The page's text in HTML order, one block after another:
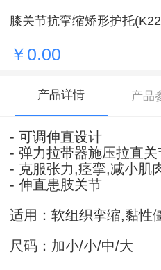
膝关节抗挛缩矫形护托
￥0.00
产品详情 产品
- 可调伸直设计
- 弹力拉带器施压拉直关
- 克服张力,痉挛,减小肌
- 伸直患肢关节
适用：软组织挛缩,黏性
尺码：加小/小/中/大